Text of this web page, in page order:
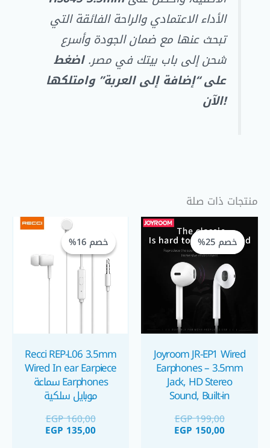
الأداء الاعتمادي والراحة الفائقة التي
تبحث عنها مع ضمان الجودة وأسرع
شحن إلى باب بيتك في مصر.اضغط
على “إضافة إلى العربة” وامتلكها
الآن!
منتجات ذات صلة
خصم 25%
خصم 25%
Joyroom JR-EP1 Wired
Earphones – 3.5mm
Jack, HD Stereo
Sound, Built-in
Controls, Ergonomic
In-Ear Design سماعة
EGP199,00
السعر
الأصلي
هو:
EGP 199,00.
EGP 150,00
السعر
الحالي
هو:
EGP 150,00.
خصم 16%
خصم 16%
Recci REP-L06 3.5mm
Wired In ear Earpiece
Earphones سماعة
موبايل سلكية
EGP160,00
السعر
الأصلي
160,00.
EGP 135,00
السعر
الحالي
135,00.